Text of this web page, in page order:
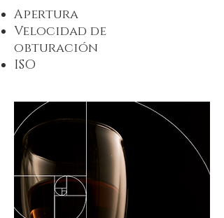
Apertura
Velocidad de
obturación
ISO